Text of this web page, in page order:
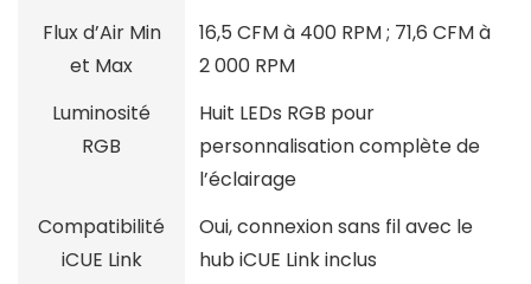
Flux d’Air Min
et Max
16,5 CFM à 400 RPM ; 71,6 CFM à
2 000 RPM
Luminosité
RGB
Huit LEDs RGB pour
personnalisation complète de
l’éclairage
Compatibilité
iCUE Link
Oui, connexion sans fil avec le
hub iCUE Link inclus